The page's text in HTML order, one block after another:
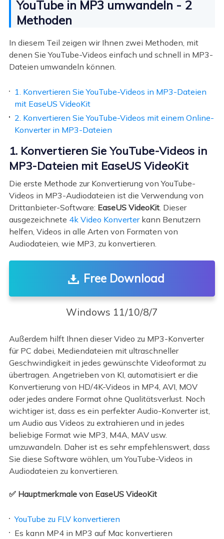
YouTube in MP3 umwandeln - 2
Methoden
In diesem Teil zeigen wir Ihnen zwei Methoden, mit
denen Sie YouTube-Videos einfach und schnell in MP3-
Dateien umwandeln können.
1. Konvertieren Sie YouTube-Videos in MP3-Dateien
mit EaseUS VideoKit
2. Konvertieren Sie YouTube-Videos mit einem Online-
Konverter in MP3-Dateien
1. Konvertieren Sie YouTube-Videos in
MP3-Dateien mit EaseUS VideoKit
Die erste Methode zur Konvertierung von YouTube-
Videos in MP3-Audiodateien ist die Verwendung von
Drittanbieter-Software: EaseUS VideoKit. Dieser
ausgezeichnete 4k Video Konverterkann Benutzern
helfen, Videos in alle Arten von Formaten von
Audiodateien, wie MP3, zu konvertieren.
Free Download
Windows 11/10/8/7
Außerdem hilft Ihnen dieser Video zu MP3-Konverter
für PC dabei, Mediendateien mit ultraschneller
Geschwindigkeit in jedes gewünschte Videoformat zu
übertragen. Angetrieben von KI, automatisiert er die
Konvertierung von HD/4K-Videos in MP4, AVI, MOV
oder jedes andere Format ohne Qualitätsverlust. Noch
wichtiger ist, dass es ein perfekter Audio-Konverter ist,
um Audio aus Videos zu extrahieren und in jedes
beliebige Format wie MP3, M4A, MAV usw.
umzuwandeln. Daher ist es sehr empfehlenswert, dass
Sie diese Software wählen, um YouTube-Videos in
Audiodateien zu konvertieren.
✅ Hauptmerkmale von EaseUS VideoKit
YouTube zu FLV konvertieren
Es kann MP4 in MP3 auf Mac konvertieren